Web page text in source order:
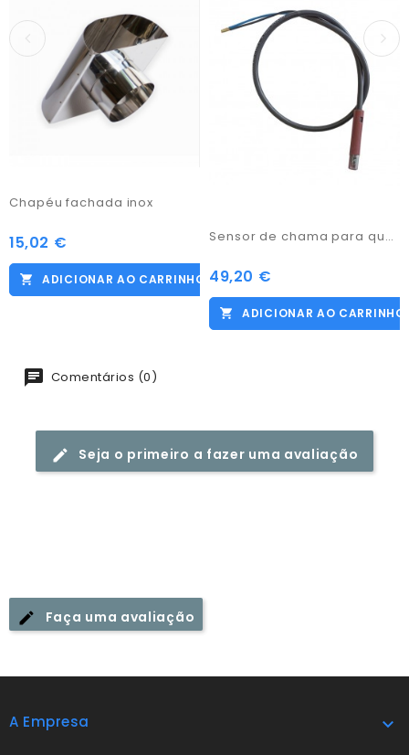
Chapéu fachada inox
Preço
15,02 €
ADICIONAR AO CARRINHO
Sensor de chama para queimador 220906
Preço
49,20 €
ADICIONAR AO CARRINHO
Comentários (0)
Seja o primeiro a fazer uma avaliação
Faça uma avaliação
A Empresa 